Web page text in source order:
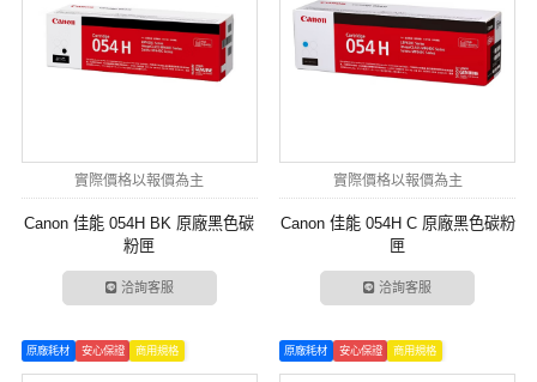
實際價格以報價為主
Canon 佳能 054H BK 原廠黑色碳
粉匣
洽詢客服
實際價格以報價為主
Canon 佳能 054H C 原廠黑色碳粉
匣
洽詢客服
原廠耗材 安心保證 商用規格 原廠耗材 安心保證 商用規格